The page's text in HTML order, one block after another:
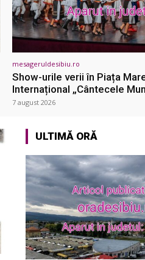
mesageruldesibiu.ro
Show-urile verii în Piața
Internațional „Cântecele
7 august 2026
ULTIMĂ ORĂ